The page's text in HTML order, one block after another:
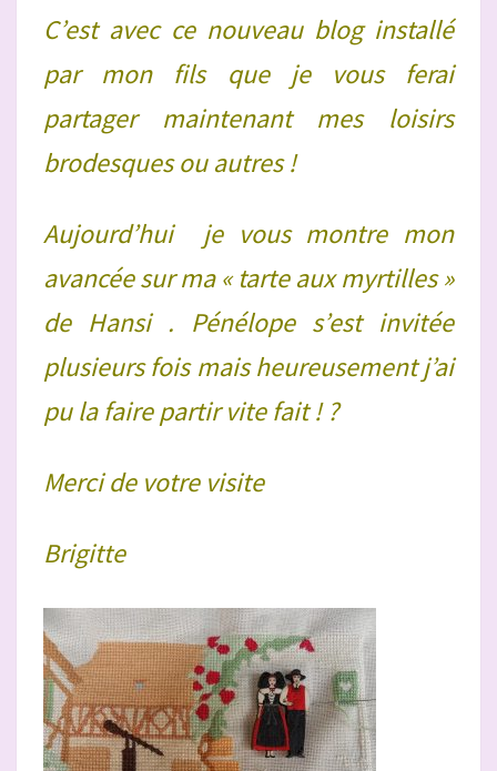
C’est avec ce nouveau blog installé
par mon fils que je vous ferai
partager maintenant mes loisirs
brodesques ou autres !
Aujourd’hui je vous montre mon
avancée sur ma « tarte aux myrtilles »
de Hansi . Pénélope s’est invitée
plusieurs fois mais heureusement j’ai
pu la faire partir vite fait ! ?
Merci de votre visite
Brigitte